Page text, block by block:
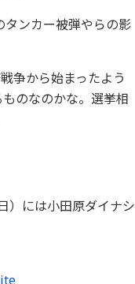
ンカー被弾やらの影
争から始まったよう
のなのかな。選挙相
）には小田原ダイナシ